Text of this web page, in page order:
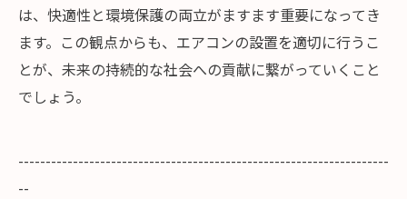
は、快適性と環境保護の両立がますます重要になってき
ます。この観点からも、エアコンの設置を適切に行うこ
とが、未来の持続的な社会への貢献に繋がっていくこと
でしょう。
--------------------------------------------------------------------
--